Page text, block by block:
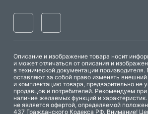
Описание и изображение товара носит
и может отличаться от описания и
в технической документации производителя.
оставляют за собой право изменять внешний
и комплектацию товара, предварительно не
продавцов и потребителей. Рекомендуем при
наличие желаемых функций и
не является офертой, определяемой
437 Гражданского Кодекса РФ. Внимание!